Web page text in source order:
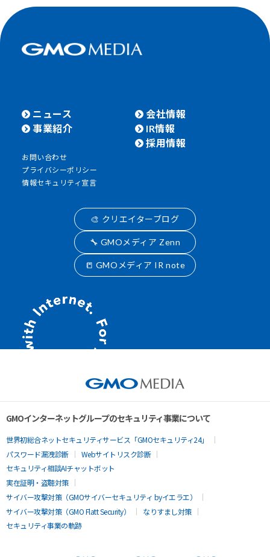
ニュース
事業紹介
会社情報
IR情報
採用情報
お問い合わせ
プライバシーポリシー
情報セキュリティ宣言
🎨 クリエイターブログ
🔧 GMOメディア Zenn
📒 GMOメディア IR note
GMOインターネットグループのセキュリティ事業について
世界初総合ネットセキュリティサービス「GMOセキュリティ24」
パスワード漏洩診断
Webサイトリスク診断
セキュリティ相談AIチャットボット
実在証明・盗聴対策
サイバー攻撃対策（GMOサイバーセキュリティ byイエラエ）
サイバー攻撃対策（GMO Flatt Security）
なりすまし対策
セキュリティ事業の軌跡